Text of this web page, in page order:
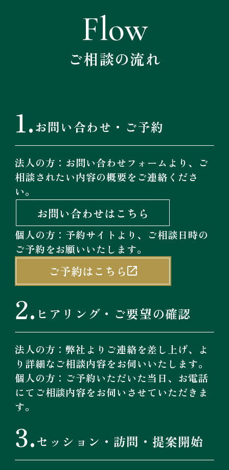
Flow
ご相談の流れ
1.お問い合わせ・ご予約
法人の方：お問い合わせフォームより、ご
相談されたい内容の概要をご連絡くださ
い。
お問い合わせはこちら
個人の方：予約サイトより、ご相談日時の
ご予約をお願いいたします。
ご予約はこちら
2. ヒアリング・ご要望の確認
法人の方：弊社よりご連絡を差し上げ、よ
り詳細なご相談内容をお伺いいたします。
個人の方：ご予約いただいた当日、お電話
にてご相談内容をお伺いさせていただきま
す。
3.セッション・訪問・提案開始